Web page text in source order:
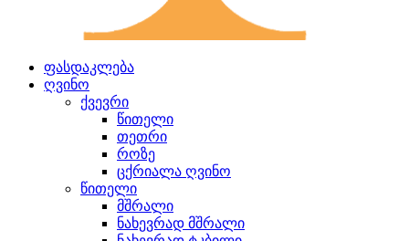
ფასდაკლება
ღვინო
ქვევრი
წითელი
თეთრი
როზე
ცქრიალა ღვინო
წითელი
მშრალი
ნახევრად მშრალი